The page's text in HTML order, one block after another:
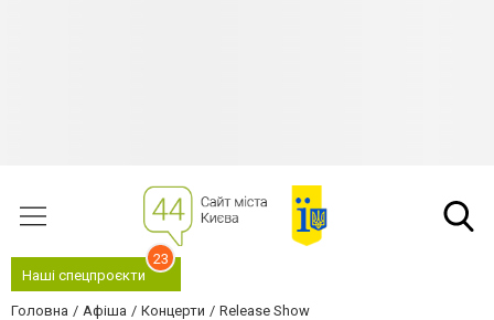
Наші спецпроєкти
23
Головна Афіша Концерти Release Show